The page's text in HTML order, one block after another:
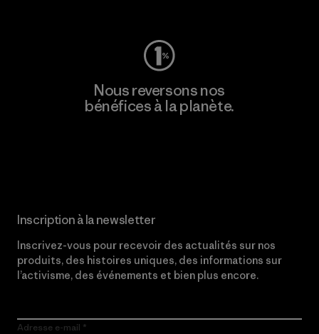
Nous reversons nos
bénéfices à la planète.
Inscription à la newsletter
Inscrivez-vous pour recevoir des actualités sur nos
produits, des histoires uniques, des informations sur
l’activisme, des événements et bien plus encore.
Adresse e-mail